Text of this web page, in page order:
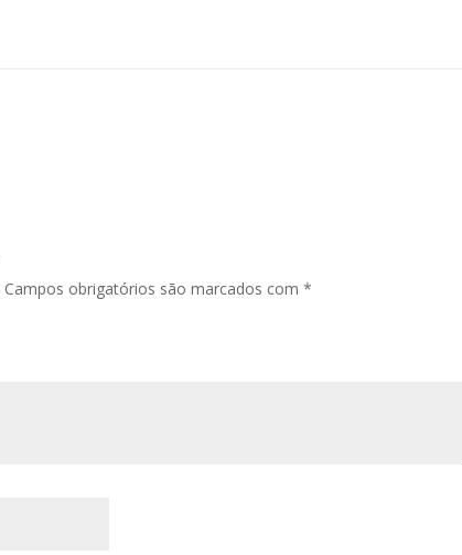
Campos obrigatórios são marcados com*